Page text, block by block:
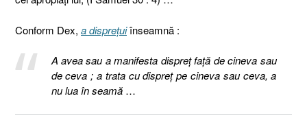
Conform Dex, a dispreţuiînseamnă :
A avea sau a manifesta dispreț față de cineva sau
de ceva ; a trata cu dispreț pe cineva sau ceva, a
nu lua în seamă…